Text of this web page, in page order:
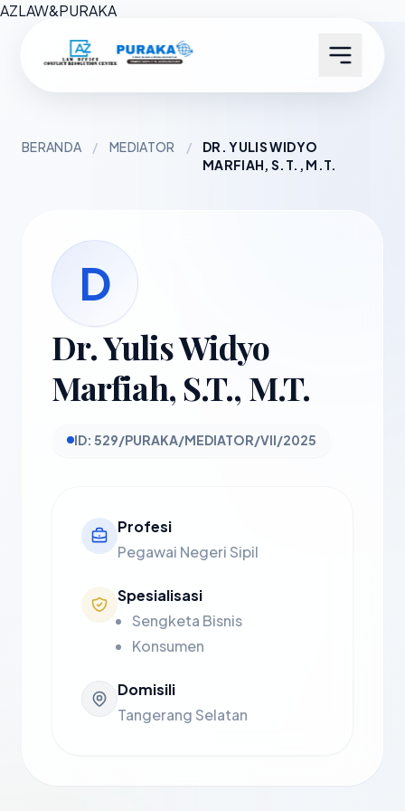
AZLAW&PURAKA
BERANDA / MEDIATOR /
DR. YULIS WIDYO
MARFIAH, S.T., M.T.
D
Dr. Yulis Widyo
Marfiah, S.T., M.T.
ID: 529/PURAKA/MEDIATOR/VII/2025
Profesi
Pegawai Negeri Sipil
Spesialisasi
Sengketa Bisnis
Konsumen
Domisili
Tangerang Selatan